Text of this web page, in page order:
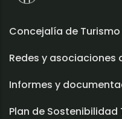
Concejalía de Turismo
Redes y
Informes y
Plan de